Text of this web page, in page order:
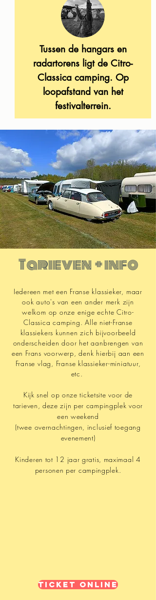
Tussen de hangars en
radartorens ligt de Citro-
Classica camping. Op
loopafstand van het
festivalterrein.
Tarieven + info
Iedereen met een Franse klassieker, maar
ook auto's van een ander merk zijn
welkom op onze enige echte Citro-
Classica camping. Alle niet-Franse
klassiekers kunnen zich bijvoorbeeld
onderscheiden door het aanbrengen van
een Frans voorwerp, denk hierbij aan een
Franse vlag, Franse klassieker-miniatuur,
etc.
Kijk snel op onze ticketsite voor de
tarieven, deze zijn per campingplek voor
een weekend
(twee overnachtingen, inclusief toegang
evenement)
Kinderen tot 12 jaar gratis, maximaal 4
personen per campingplek.
Ticket online